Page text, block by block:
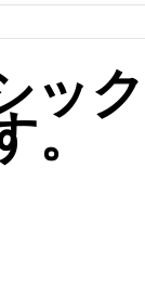
ッ
。